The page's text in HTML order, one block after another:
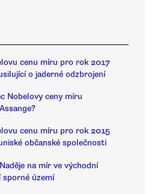
cenu míru pro rok 2017
o jaderné odzbrojení
Nobelovy ceny míru
cenu míru pro rok 2015
občanské společnosti
Naděje na mír ve východní
území